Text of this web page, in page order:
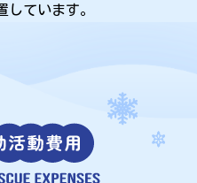
しています。